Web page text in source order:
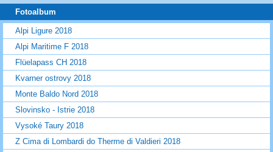
Fotoalbum
Alpi Ligure 2018
Alpi Maritime F 2018
Flüelapass CH 2018
Kvarner ostrovy 2018
Monte Baldo Nord 2018
Slovinsko - Istrie 2018
Vysoké Taury 2018
Z Cima di Lombardi do Therme di Valdieri 2018